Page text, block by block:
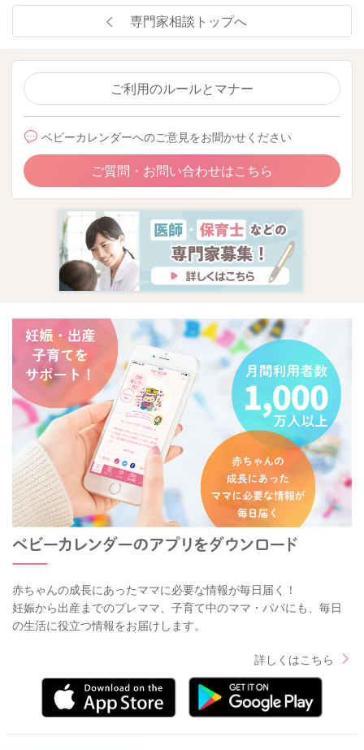
専門家相談トップへ
ご利用のルールとマナー
ベビーカレンダーへのご意見をお聞かせください
ご質問・お問い合わせはこちら
赤ちゃんの成長にあったママに必要な情報が毎日届く！
妊娠から出産までのプレママ、子育て中のママ・パパにも、毎日
の生活に役立つ情報をお届けします。
詳しくはこちら